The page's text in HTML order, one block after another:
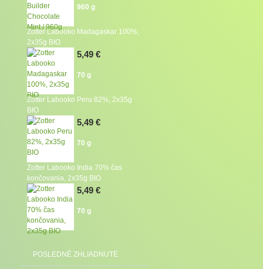
960 g
Zotter Labooko Madagaskar 100%,
2x35g BIO
5,49 €
70 g
Zotter Labooko Peru 82%, 2x35g
BIO
5,49 €
70 g
Zotter Labooko India 70% čas
končovania, 2x35g BIO
5,49 €
70 g
POSLEDNÉ ZHLIADNUTÉ